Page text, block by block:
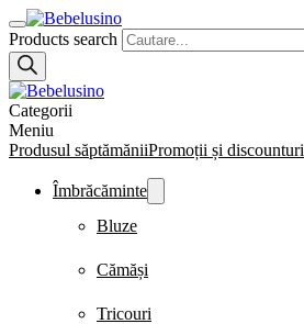
Products search
Categorii
Meniu
Produsul săptămăniiPromoții și discounturi
Îmbrăcăminte
Bluze
Cămăși
Tricouri